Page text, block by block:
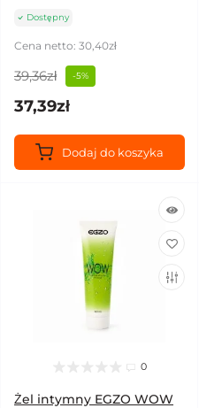
Dostępny
Cena netto: 30,40zł
39,36zł -5%
37,39zł
Dodaj do koszyka
0
Żel intymny EGZO WOW